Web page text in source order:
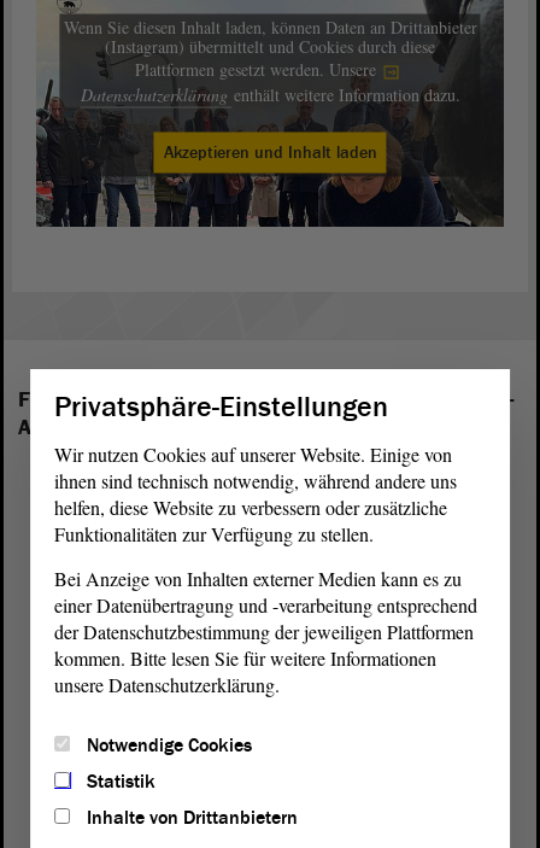
Wenn Sie diesen Inhalt laden, können Daten an Drittanbieter
(Instagram) übermittelt und Cookies durch diese
Plattformen gesetzt werden. Unsere
Datenschutzerklärung enthält weitere Information dazu.
Akzeptieren und Inhalt laden
Folgende Fraktionen sind im Landtag von Sachsen-
Anhalt vertreten:
Privatsphäre-Einstellungen
Wir nutzen Cookies auf unserer Website. Einige von
ihnen sind technisch notwendig, während andere uns
helfen, diese Website zu verbessern oder zusätzliche
Funktionalitäten zur Verfügung zu stellen.
Bei Anzeige von Inhalten externer Medien kann es zu
einer Datenübertragung und -verarbeitung entsprechend
der Datenschutzbestimmung der jeweiligen Plattformen
kommen. Bitte lesen Sie für weitere Informationen
unsere Datenschutzerklärung.
Notwendige Cookies
Statistik
Inhalte von Drittanbietern